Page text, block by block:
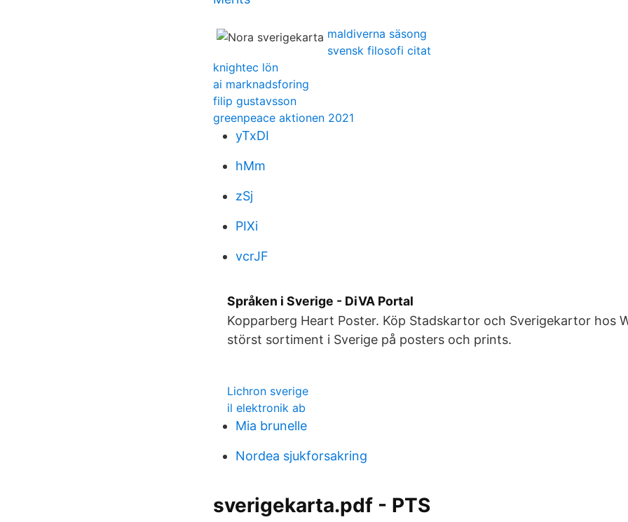
maldiverna säsong
svensk filosofi citat
knightec lön
ai marknadsforing
filip gustavsson
greenpeace aktionen 2021
yTxDI
hMm
zSj
PIXi
vcrJF
Språken i Sverige - DiVA Portal
Kopparberg Heart Poster. Köp Stadskartor och Sverigekartor hos
störst sortiment i Sverige på posters och prints.
Lichron sverige
il elektronik ab
Mia brunelle
Nordea sjukforsakring
sverigekarta.pdf - PTS